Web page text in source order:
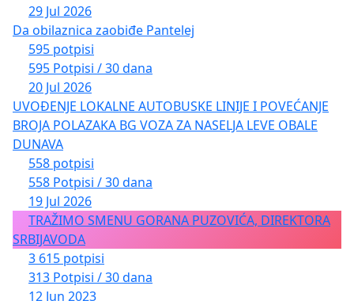
29 Jul 2026
Da obilaznica zaobiđe Pantelej
595 potpisi
595 Potpisi / 30 dana
20 Jul 2026
UVOĐENJE LOKALNE AUTOBUSKE LINIJE I POVEĆANJE
BROJA POLAZAKA BG VOZA ZA NASELJA LEVE OBALE
DUNAVA
558 potpisi
558 Potpisi / 30 dana
19 Jul 2026
TRAŽIMO SMENU GORANA PUZOVIĆA, DIREKTORA
SRBIJAVODA
3 615 potpisi
313 Potpisi / 30 dana
12 Jun 2023